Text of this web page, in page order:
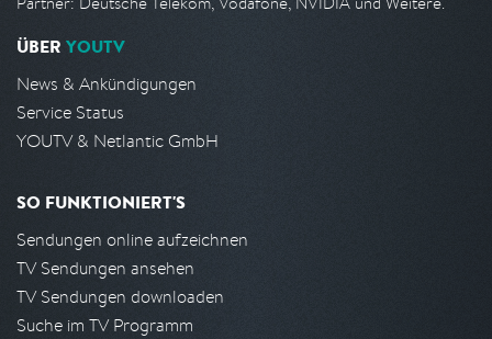
ÜBER YOUTV
News & Ankündigungen
Service Status
YOUTV & Netlantic GmbH
SO FUNKTIONIERT'S
Sendungen online aufzeichnen
TV Sendungen ansehen
TV Sendungen downloaden
Suche im TV Programm